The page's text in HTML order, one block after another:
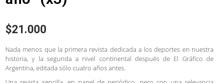
$21.000
Nada menos que la primera revista dedicada a los deportes en nuestra
historia, y la segunda a nivel continental después de El Gráfico de
Argentina, editada sólo cuatro años antes.